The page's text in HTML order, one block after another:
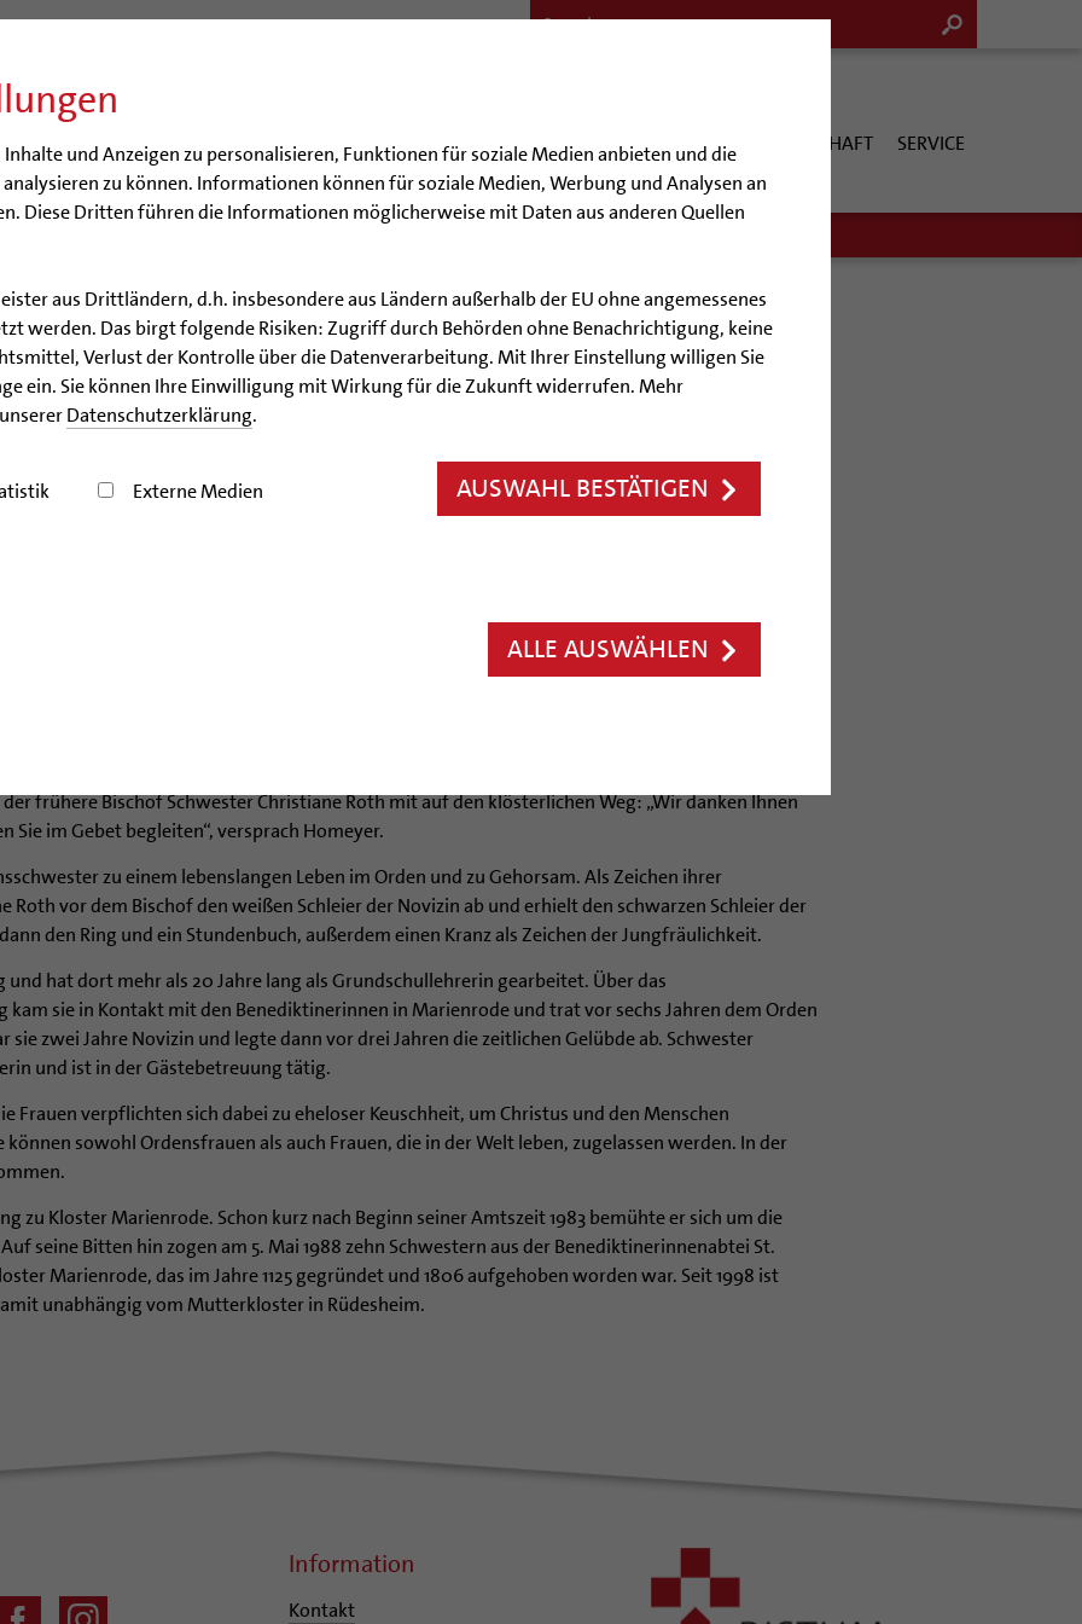
und Anzeigen zu personalisieren, Funktionen für soziale Medien anbieten und die
zu können. Informationen können für soziale Medien, Werbung und Analysen an
Diese Dritten führen die Informationen möglicherweise mit Daten aus anderen Quellen
aus Drittländern, d.h. insbesondere aus Ländern außerhalb der EU ohne angemessenes
werden. Das birgt folgende Risiken: Zugriff durch Behörden ohne Benachrichtigung, keine
Verlust der Kontrolle über die Datenverarbeitung. Mit Ihrer Einstellung willigen Sie
ein. Sie können Ihre Einwilligung mit Wirkung für die Zukunft widerrufen. Mehr
Datenschutzerklärung.
Externe Medien AUSWAHL BESTÄTIGEN
ALLE AUSWÄHLEN
BISTUM BERATUNG & HILFE BILDUNG & KULTUR KIRCHE & GESELLSCHAFT SERVICE
zu den Menschen
Roth legte Ewige Profess ab und wurde als Jungfrau geweiht
Kloster Marienrode bei Hildesheim: Schwester Christiane Roth (52) hat am Samstagmorgen in
Hildesheimer Bischof Dr. Josef Homeyer ihre Ewigen Gelübde abgelegt und sich zu einem
Damit endet für sie die sechsjährige Vorbereitungszeit auf das klösterliche Leben.
des Christentums zum klösterlichen Leben: So wie die Kirche sich nicht von der Welt
keine Weltflucht sein. Die Entscheidung für ein Leben mit Gott sei vielmehr eine
oft tot gesagt: Nach der Französischen Revolution etwa, aber auch während der schleichenden
Homeyers Worten aber immer wieder die Kraft für einen neuen Anfang gefunden. Der Kern des
frühere Bischof Schwester Christiane Roth mit auf den klösterlichen Weg: „Wir danken Ihnen
im Gebet begleiten“, versprach Homeyer.
zu einem lebenslangen Leben im Orden und zu Gehorsam. Als Zeichen ihrer
vor dem Bischof den weißen Schleier der Novizin ab und erhielt den schwarzen Schleier der
den Ring und ein Stundenbuch, außerdem einen Kranz als Zeichen der Jungfräulichkeit.
hat dort mehr als 20 Jahre lang als Grundschullehrerin gearbeitet. Über das
sie in Kontakt mit den Benediktinerinnen in Marienrode und trat vor sechs Jahren dem Orden
zwei Jahre Novizin und legte dann vor drei Jahren die zeitlichen Gelübde ab. Schwester
und ist in der Gästebetreuung tätig.
Frauen verpflichten sich dabei zu eheloser Keuschheit, um Christus und den Menschen
sowohl Ordensfrauen als auch Frauen, die in der Welt leben, zugelassen werden. In der
zu Kloster Marienrode. Schon kurz nach Beginn seiner Amtszeit 1983 bemühte er sich um die
seine Bitten hin zogen am 5. Mai 1988 zehn Schwestern aus der Benediktinerinnenabtei St.
Marienrode, das im Jahre 1125 gegründet und 1806 aufgehoben worden war. Seit 1998 ist
unabhängig vom Mutterkloster in Rüdesheim.
Information
Kontakt